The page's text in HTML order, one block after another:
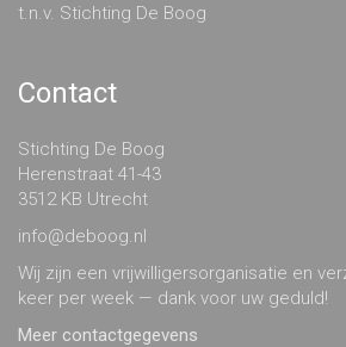
t.n.v. Stichting De Boog
Contact
Stichting De Boog
Herenstraat 41-43
3512 KB Utrecht
info@deboog.nl
Wij zijn een vrijwilligersorganisatie en
keer per week — dank voor uw geduld!
Meer contactgegevens